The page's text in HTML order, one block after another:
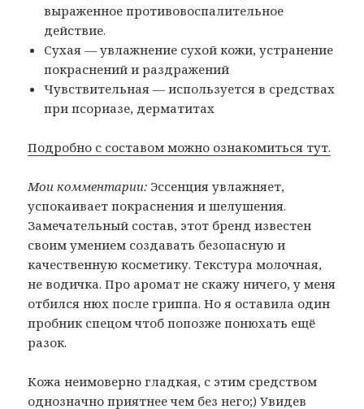
выраженное противовоспалительное
действие.
Сухая — увлажнение сухой кожи, устранение
покраснений и раздражений
Чувствительная — используется в средствах
при псориазе, дерматитах
Подробно с составом можно ознакомиться тут.
Мои комментарии: Эссенция увлажняет,
успокаивает покраснения и шелушения.
Замечательный состав, этот бренд известен
своим умением создавать безопасную и
качественную косметику. Текстура молочная,
не водичка. Про аромат не скажу ничего, у меня
отбился нюх после гриппа. Но я оставила один
пробник спецом чтоб попозже понюхать ещё
разок.
Кожа неимоверно гладкая, с этим средством
однозначно приятнее чем без него;) Увидев